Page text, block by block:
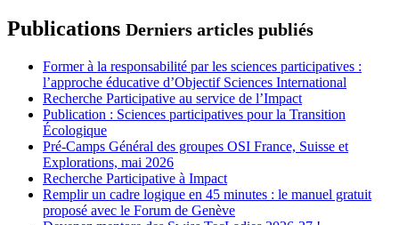
Publications Derniers articles publiés
Former à la responsabilité par les sciences participatives :
l’approche éducative d’Objectif Sciences International
Recherche Participative au service de l’Impact
Publication : Sciences participatives pour la Transition
Écologique
Pré-Camps Général des groupes OSI France, Suisse et
Explorations, mai 2026
Recherche Participative à Impact
Remplir un cadre logique en 45 minutes : le manuel gratuit
proposé avec le Forum de Genève